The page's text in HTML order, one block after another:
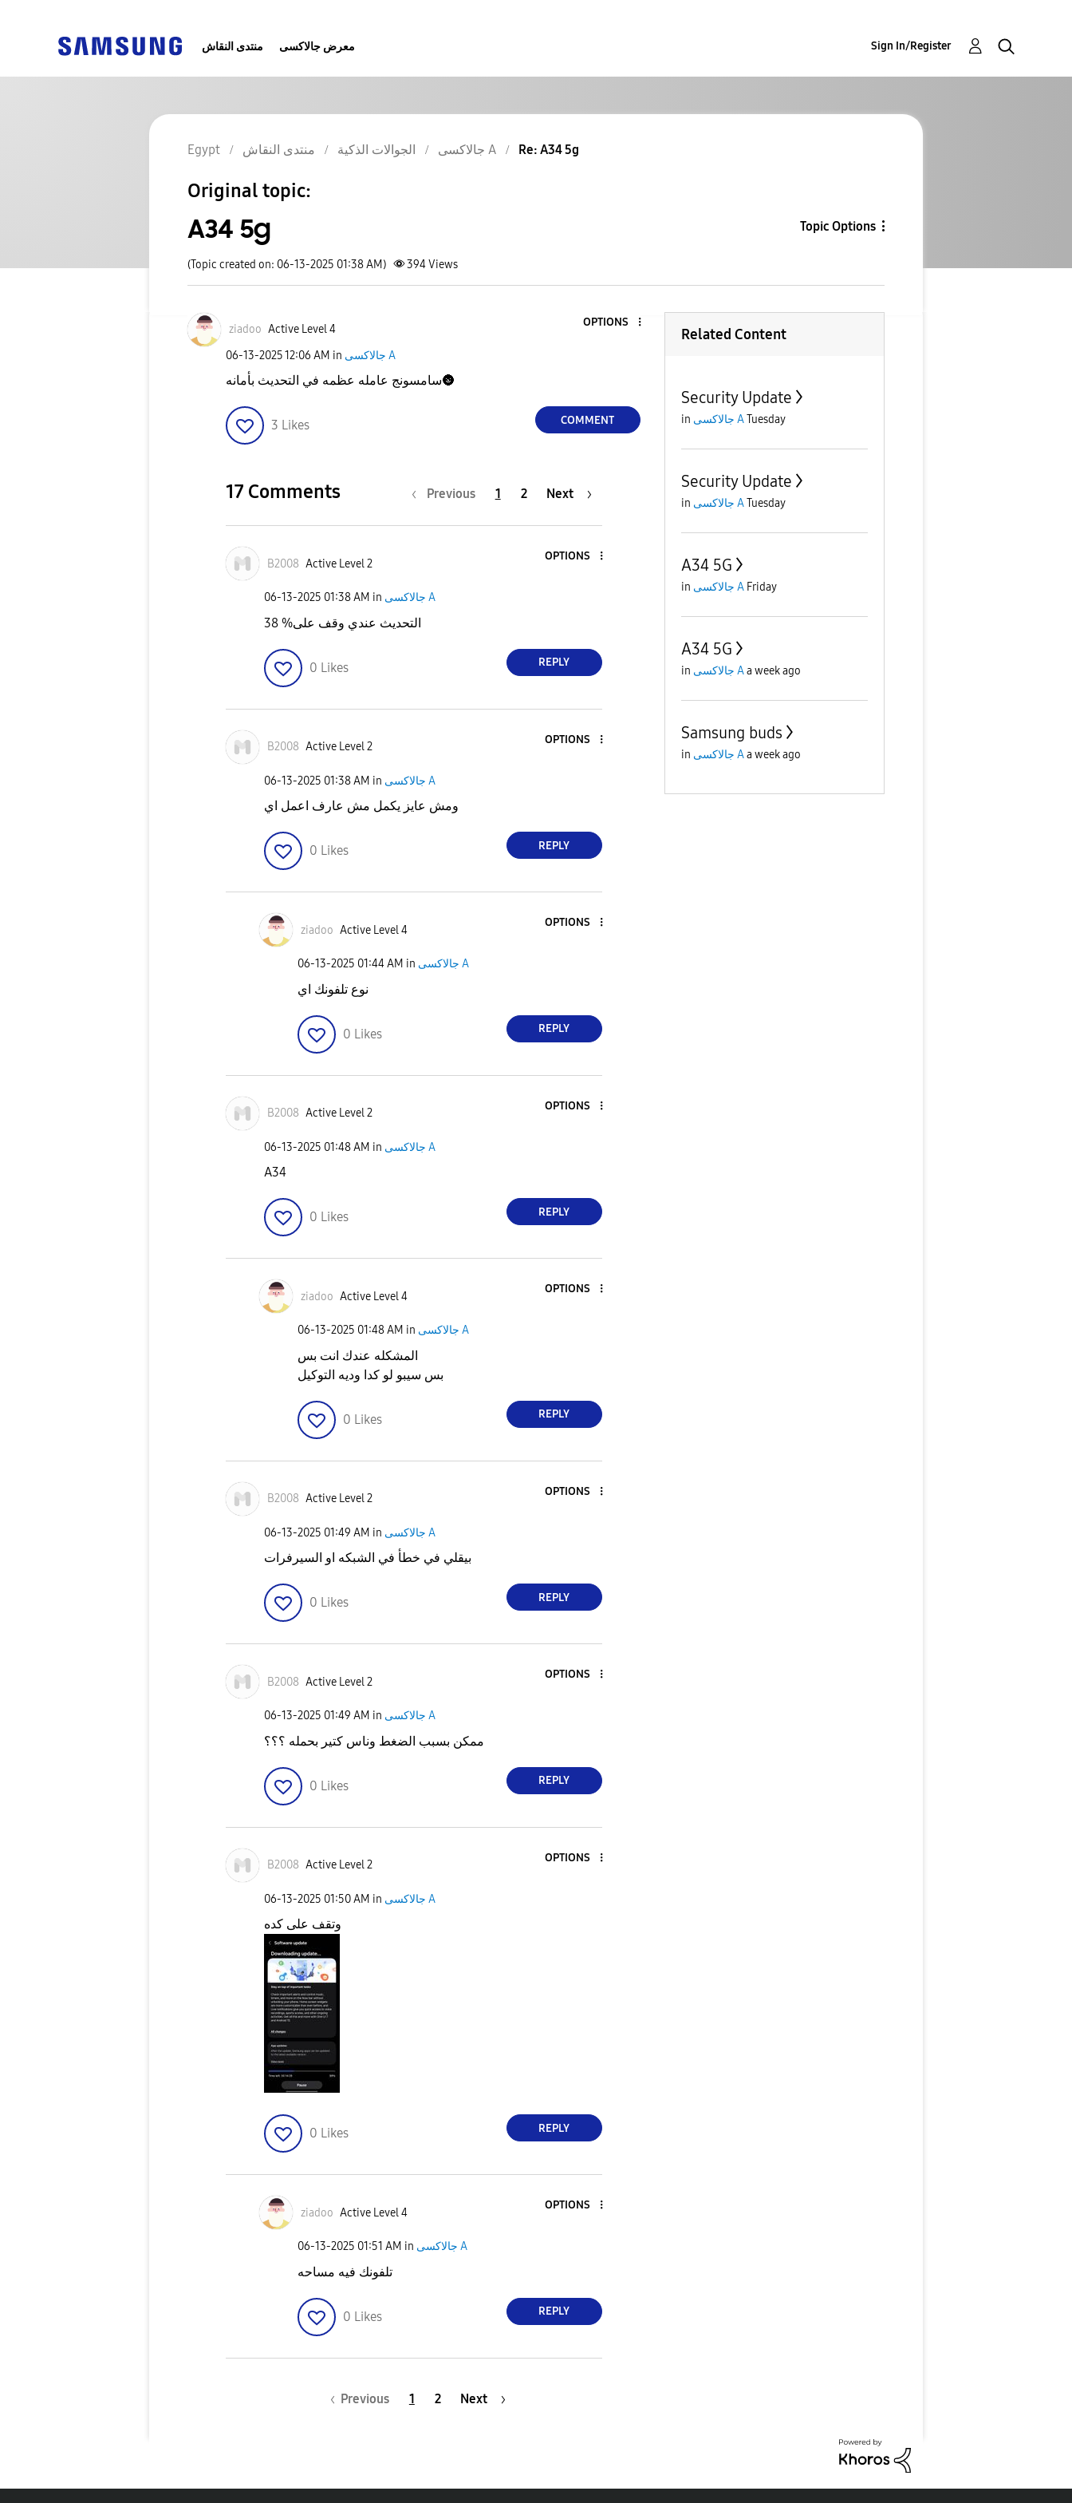
منتدى النقاش معرض جالاكسى Sign In/Register
Egypt منتدى النقاش الجوالات الذكية جالاكسى A Re: A34 5g
Original topic:
A34 5g Topic Options
(Topic created on: 06-13-2025 01:38 AM) 394Views
ziadoo Active Level 4
OPTIONS
‎06-13-202512:06 AM in جالاكسى A
سامسونج عامله عظمه في التحديث بأمانه🌚
3 Likes COMMENT
17 Comments Previous 1 2 Next
B2008 Active Level 2
OPTIONS
‎06-13-2025 01:38 AM in جالاكسى A
التحديث عندي وقف على% 38
0 Likes REPLY
B2008 Active Level 2
OPTIONS
‎06-13-2025 01:38 AM in جالاكسى A
ومش عايز يكمل مش عارف اعمل اي
0 Likes REPLY
ziadoo Active Level 4
OPTIONS
‎06-13-2025 01:44 AM in جالاكسى A
نوع تلفونك اي
0 Likes REPLY
B2008 Active Level 2
OPTIONS
‎06-13-2025 01:48 AM in جالاكسى A
A34
0 Likes REPLY
ziadoo Active Level 4
OPTIONS
‎06-13-2025 01:48 AM in جالاكسى A
المشكله عندك انت بس
بس سيبو لو كدا وديه التوكيل
0 Likes REPLY
B2008 Active Level 2
OPTIONS
‎06-13-2025 01:49 AM in جالاكسى A
بيقلي في خطأ في الشبكه او السيرفرات
0 Likes REPLY
B2008 Active Level 2
OPTIONS
‎06-13-2025 01:49 AM in جالاكسى A
ممكن بسبب الضغط وناس كتير بحمله ؟؟؟
0 Likes REPLY
B2008 Active Level 2
OPTIONS
‎06-13-2025 01:50 AM in جالاكسى A
وتقف على كده
0 Likes REPLY
ziadoo Active Level 4
OPTIONS
‎06-13-2025 01:51 AM in جالاكسى A
تلفونك فيه مساحه
0 Likes REPLY
Previous 1 2 Next
Related Content
Security Update
in جالاكسى ATuesday
Security Update
in جالاكسى ATuesday
A34 5G
in جالاكسى A Friday
A34 5G
in جالاكسى Aa week ago
Samsung buds
in جالاكسى Aa week ago